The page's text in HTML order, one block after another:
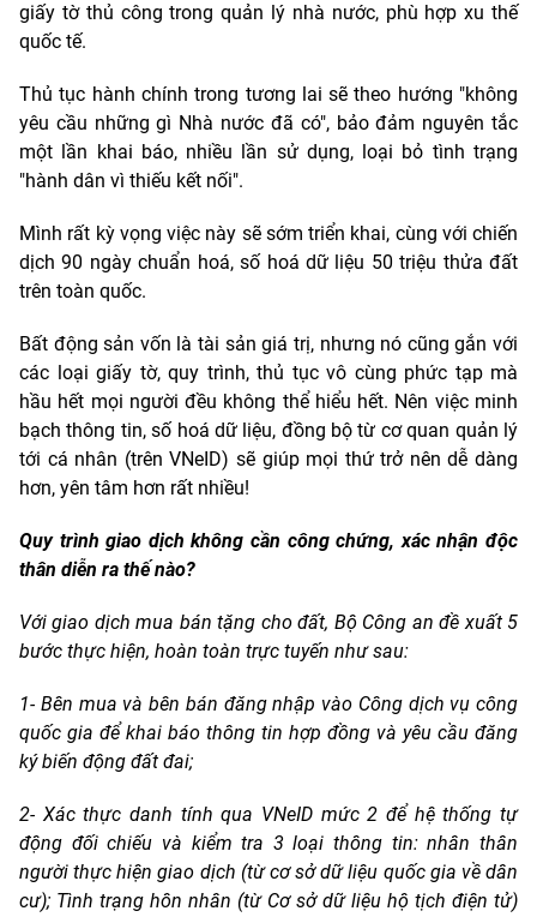
giấy tờ thủ công trong quản lý nhà nước, phù hợp xu thế
quốc tế.
Thủ tục hành chính trong tương lai sẽ theo hướng "không
yêu cầu những gì Nhà nước đã có", bảo đảm nguyên tắc
một lần khai báo, nhiều lần sử dụng, loại bỏ tình trạng
"hành dân vì thiếu kết nối".
Mình rất kỳ vọng việc này sẽ sớm triển khai, cùng với chiến
dịch 90 ngày chuẩn hoá, số hoá dữ liệu 50 triệu thửa đất
trên toàn quốc.
Bất động sản vốn là tài sản giá trị, nhưng nó cũng gắn với
các loại giấy tờ, quy trình, thủ tục vô cùng phức tạp mà
hầu hết mọi người đều không thể hiểu hết. Nên việc minh
bạch thông tin, số hoá dữ liệu, đồng bộ từ cơ quan quản lý
tới cá nhân (trên VNeID) sẽ giúp mọi thứ trở nên dễ dàng
hơn, yên tâm hơn rất nhiều!
Quy trình giao dịch không cần công chứng, xác nhận độc
thân diễn ra thế nào?
Với giao dịch mua bán tặng cho đất, Bộ Công an đề xuất 5
bước thực hiện, hoàn toàn trực tuyến như sau:
1- Bên mua và bên bán đăng nhập vào Công dịch vụ công
quốc gia để khai báo thông tin hợp đồng và yêu cầu đăng
ký biến động đất đai;
2- Xác thực danh tính qua VNeID mức 2 để hệ thống tự
động đối chiếu và kiểm tra 3 loại thông tin: nhân thân
người thực hiện giao dịch (từ cơ sở dữ liệu quốc gia về dân
cư); Tình trạng hôn nhân (từ Cơ sở dữ liệu hộ tịch điện tử)